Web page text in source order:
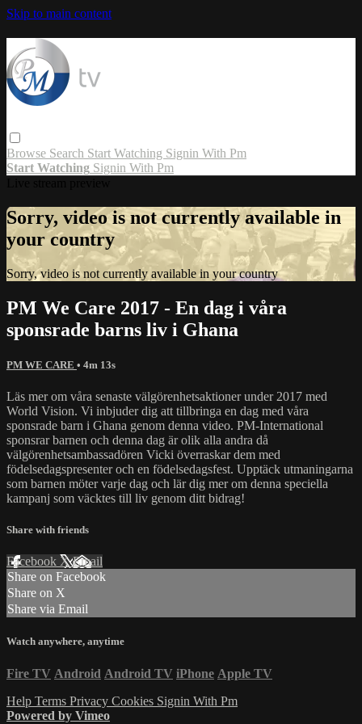
Skip to main content
Browse Search Start Watching Signin With Pm
Start Watching Signin With Pm
Sorry, video is not currently available in
your country
Sorry, video is not currently available in your country
PM We Care 2017 - En dag i våra
sponsrade barns liv i Ghana
PM WE CARE • 4m 13s
Läs mer om våra senaste välgörenhetsaktioner under 2017 med
World Vision. Vi inbjuder dig att tillbringa en dag med våra
sponsrade barn i Ghana genom denna video. PM-International
sponsrar barnen och denna dag är olik alla andra då
välgörenhetsambassadören Vicki överraskar dem med
födelsedagspresenter och en födelsedagsfest. Upptäck utmaningarna
som barnen möter varje dag och lär dig mer om denna speciella
kampanj som väcktes till liv genom ditt bidrag!
Share with friends
Facebook XEmail
Share on Facebook
Share on X
Share via Email
Watch anywhere, anytime
Fire TV Android Android TV iPhone Apple TV
Help Terms Privacy Cookies Signin With Pm
Powered by Vimeo